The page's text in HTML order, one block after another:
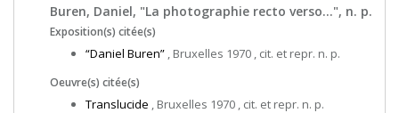
Buren, Daniel, "La photographie recto verso…", n. p.
Exposition(s) citée(s)
“Daniel Buren” , Bruxelles 1970 , cit. et repr. n. p.
Oeuvre(s) citée(s)
Translucide , Bruxelles 1970 , cit. et repr. n. p.